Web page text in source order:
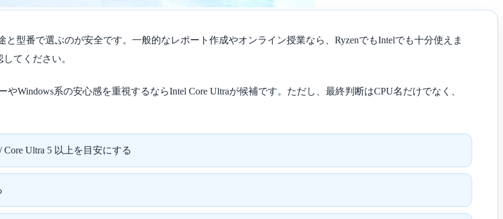
と型番で選ぶのが安全です。一般的なレポート作成やオンライン授業なら、RyzenでもIntelでも十分使えま
てください。
Windows系の安心感を重視するならIntel Core Ultraが候補です。ただし、最終判断はCPU名だけでなく、
Core Ultra 5 以上を目安にする